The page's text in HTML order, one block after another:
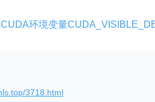
CUDA环境变量
3718.html